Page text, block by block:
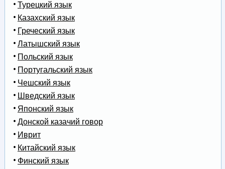
Турецкий язык
Казахский язык
Греческий язык
Латышский язык
Польский язык
Португальский язык
Чешский язык
Шведский язык
Японский язык
Донской казачий говор
Иврит
Китайский язык
Финский язык